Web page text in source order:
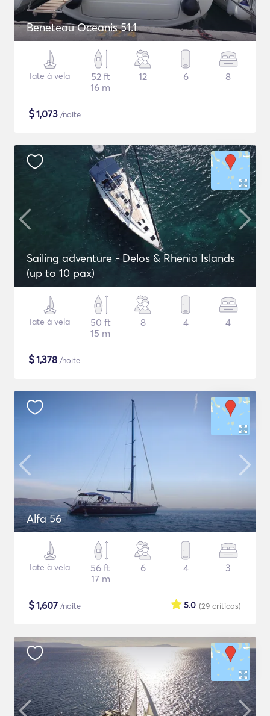
Beneteau Oceanis 51.1
Iate à vela
52 ft
16 m
12 6 8
$1,073 /noite
Sailing adventure - Delos & Rhenia Islands
(up to 10 pax)
Iate à vela
50 ft
15 m
8 4 4
$1,378 /noite
Alfa 56
Iate à vela
56 ft
17 m
6 4 3
$1,607 /noite (29 críticas)
5.0